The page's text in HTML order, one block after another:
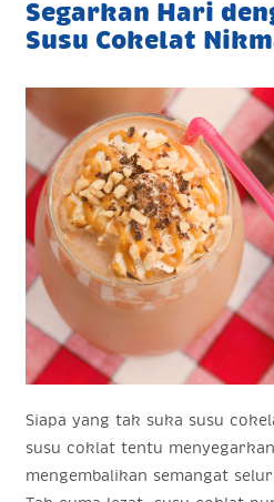
Segarkan Hari
Susu Cokelat
Siapa yang tak suka susu
susu coklat tentu
mengembalikan semangat